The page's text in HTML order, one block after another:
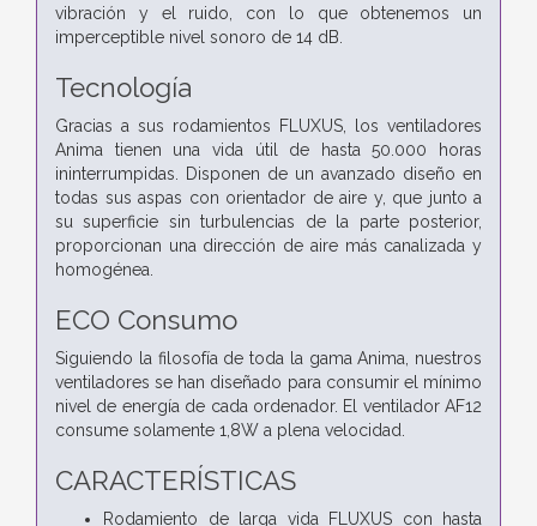
vibración y el ruido, con lo que obtenemos un
imperceptible nivel sonoro de 14 dB.
Tecnología
Gracias a sus rodamientos FLUXUS, los ventiladores
Anima tienen una vida útil de hasta 50.000 horas
ininterrumpidas. Disponen de un avanzado diseño en
todas sus aspas con orientador de aire y, que junto a
su superficie sin turbulencias de la parte posterior,
proporcionan una dirección de aire más canalizada y
homogénea.
ECO Consumo
Siguiendo la filosofía de toda la gama Anima, nuestros
ventiladores se han diseñado para consumir el mínimo
nivel de energía de cada ordenador. El ventilador AF12
consume solamente 1,8W a plena velocidad.
CARACTERÍSTICAS
Rodamiento de larga vida FLUXUS con hasta